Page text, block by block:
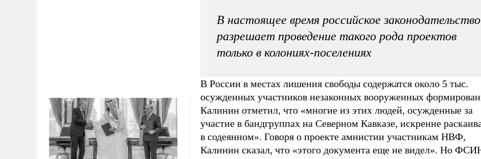
В настоящее время российское законодательство
разрешает проведение такого рода проектов
только в колониях-поселениях
В России в местах лишения свободы содержатся около 5 тыс.
осужденных участников незаконных вооруженных
Калинин отметил, что «многие из этих людей, осужденные за
участие в бандгруппах на Северном Кавказе, искренне
в содеянном». Говоря о проекте амнистии участникам НВФ,
Калинин сказал, что «этого документа еще не видел». Но